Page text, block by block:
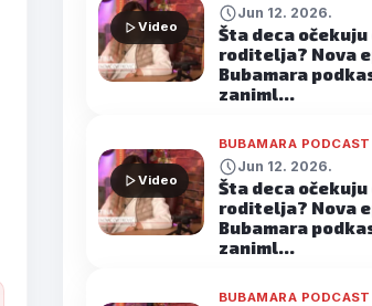
Video
Jun 12. 2026.
Šta deca očekuju
roditelja? Nova
Bubamara
zaniml…
Video
BUBAMARA PODCAST
Jun 12. 2026.
Šta deca očekuju
roditelja? Nova
Bubamara
zaniml…
BUBAMARA PODCAST